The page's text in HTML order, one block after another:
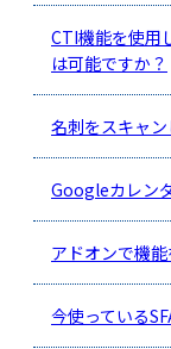
CTI機能を使用
は可能ですか？
名刺をスキャ
Googleカレン
アドオンで機
今使っている